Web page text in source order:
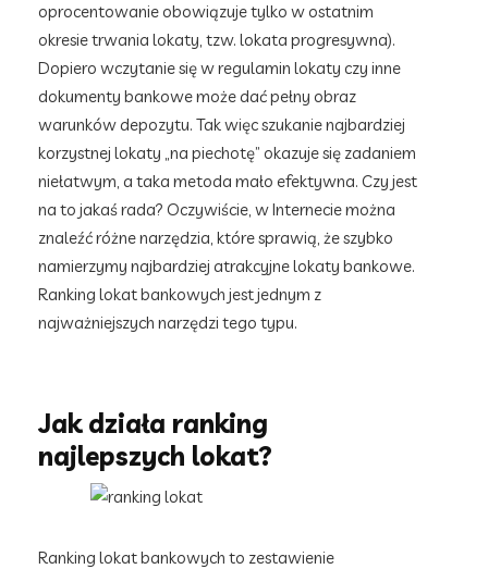
oprocentowanie obowiązuje tylko w ostatnim
okresie trwania lokaty, tzw. lokata progresywna).
Dopiero wczytanie się w regulamin lokaty czy inne
dokumenty bankowe może dać pełny obraz
warunków depozytu. Tak więc szukanie najbardziej
korzystnej lokaty „na piechotę” okazuje się zadaniem
niełatwym, a taka metoda mało efektywna. Czy jest
na to jakaś rada? Oczywiście, w Internecie można
znaleźć różne narzędzia, które sprawią, że szybko
namierzymy najbardziej atrakcyjne lokaty bankowe.
Ranking lokat bankowych jest jednym z
najważniejszych narzędzi tego typu.
Jak działa ranking
najlepszych lokat?
Ranking lokat bankowych to zestawienie